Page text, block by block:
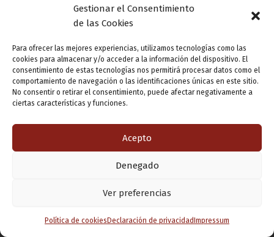
Gestionar el Consentimiento
de las Cookies
Para ofrecer las mejores experiencias, utilizamos tecnologías como las
cookies para almacenar y/o acceder a la información del dispositivo. El
consentimiento de estas tecnologías nos permitirá procesar datos como el
comportamiento de navegación o las identificaciones únicas en este sitio.
No consentir o retirar el consentimiento, puede afectar negativamente a
ciertas características y funciones.
Acepto
Denegado
Ver preferencias
Política de cookies Declaración de privacidad Impressum
04:18
Copyright © 2026 Valladolid en su titna